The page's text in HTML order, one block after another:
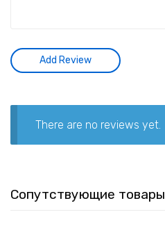
There are no reviews yet.
Сопутствующие товары